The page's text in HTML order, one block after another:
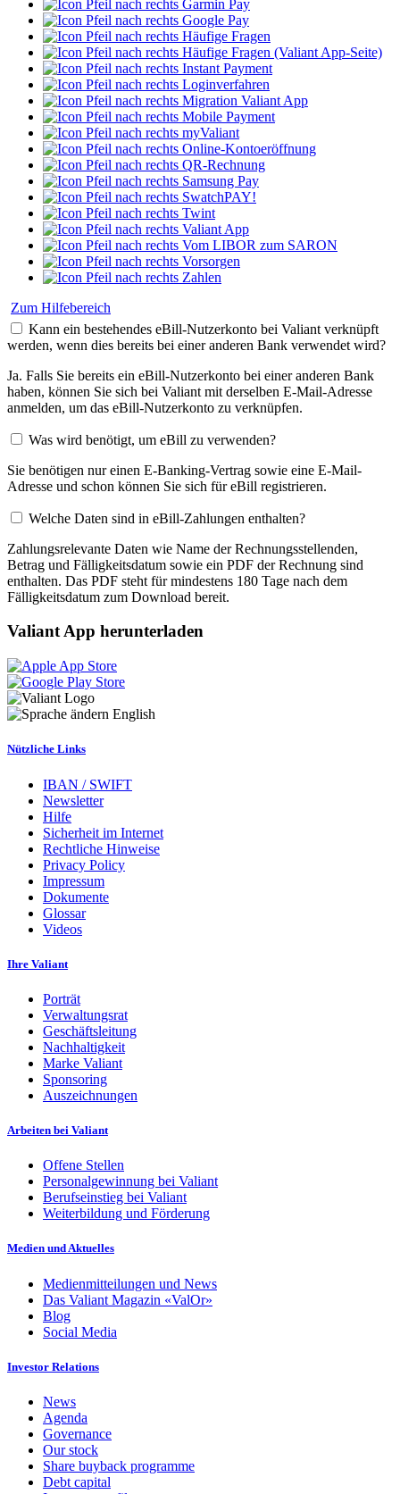
Garmin Pay
Google Pay
Häufige Fragen
Häufige Fragen (Valiant App-Seite)
Instant Payment
Loginverfahren
Migration Valiant App
Mobile Payment
myValiant
Online-Kontoeröffnung
QR-Rechnung
Samsung Pay
SwatchPAY!
Twint
Valiant App
Vom LIBOR zum SARON
Vorsorgen
Zahlen
Zum Hilfebereich
Kann ein bestehendes eBill-Nutzerkonto bei Valiant verknüpft
werden, wenn dies bereits bei einer anderen Bank verwendet wird?
Ja. Falls Sie bereits ein eBill-Nutzerkonto bei einer anderen Bank
haben, können Sie sich bei Valiant mit derselben E-Mail-Adresse
anmelden, um das eBill-Nutzerkonto zu verknüpfen.
Was wird benötigt, um eBill zu verwenden?
Sie benötigen nur einen E-Banking-Vertrag sowie eine E-Mail-
Adresse und schon können Sie sich für eBill registrieren.
Welche Daten sind in eBill-Zahlungen enthalten?
Zahlungsrelevante Daten wie Name der Rechnungsstellenden,
Betrag und Fälligkeitsdatum sowie ein PDF der Rechnung sind
enthalten. Das PDF steht für mindestens 180 Tage nach dem
Fälligkeitsdatum zum Download bereit.
Valiant App herunterladen
English
Nützliche Links
IBAN / SWIFT
Newsletter
Hilfe
Sicherheit im Internet
Rechtliche Hinweise
Privacy Policy
Impressum
Dokumente
Glossar
Videos
Ihre Valiant
Porträt
Verwaltungsrat
Geschäftsleitung
Nachhaltigkeit
Marke Valiant
Sponsoring
Auszeichnungen
Arbeiten bei Valiant
Offene Stellen
Personalgewinnung bei Valiant
Berufseinstieg bei Valiant
Weiterbildung und Förderung
Medien und Aktuelles
Medienmitteilungen und News
Das Valiant Magazin «ValOr»
Blog
Social Media
Investor Relations
News
Agenda
Governance
Our stock
Share buyback programme
Debt capital